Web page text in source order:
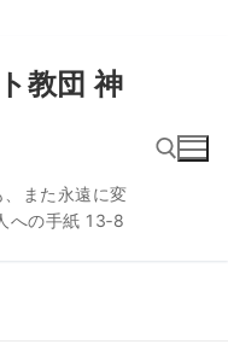
教団 神
また永遠に変
への手紙 13‐8